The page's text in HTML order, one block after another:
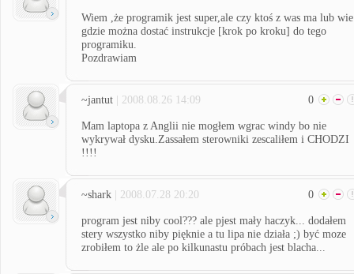
Wiem ,że programik jest super,ale czy ktoś z was ma lub wie
gdzie można dostać instrukcje [krok po kroku] do tego
programiku.
Pozdrawiam
~jantut | 2008.08.26 14:09 0
Mam laptopa z Anglii nie mogłem wgrac windy bo nie
wykrywał dysku.Zassałem sterowniki zescaliłem i CHODZI
!!!!
~shark | 2008.07.28 20:20 0
program jest niby cool??? ale pjest mały haczyk... dodałem
stery wszystko niby pięknie a tu lipa nie działa ;) być moze
zrobiłem to żle ale po kilkunastu próbach jest blacha...